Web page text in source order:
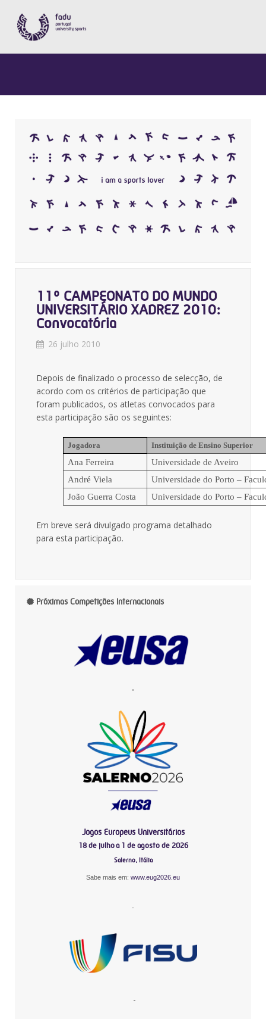
11º CAMPEONATO DO MUNDO
UNIVERSITÁRIO XADREZ 2010:
Convocatória
26 julho 2010
Depois de finalizado o processo de selecção, de
acordo com os critérios de participação que
foram publicados, os atletas convocados para
esta participação são os seguintes:
Jogadora Instituição de Ensino Superior
Ana Ferreira
Universidade de Aveiro
André Viela
Universidade do Porto –
João Guerra Costa
Universidade do Porto –
Em breve será divulgado programa detalhado
para esta participação.
Próximas Competições Internacionais
-
Jogos Europeus Universitários
18 de julho a 1 de agosto de 2026
Salerno, Itália
Sabe mais em: www.eug2026.eu
-
-